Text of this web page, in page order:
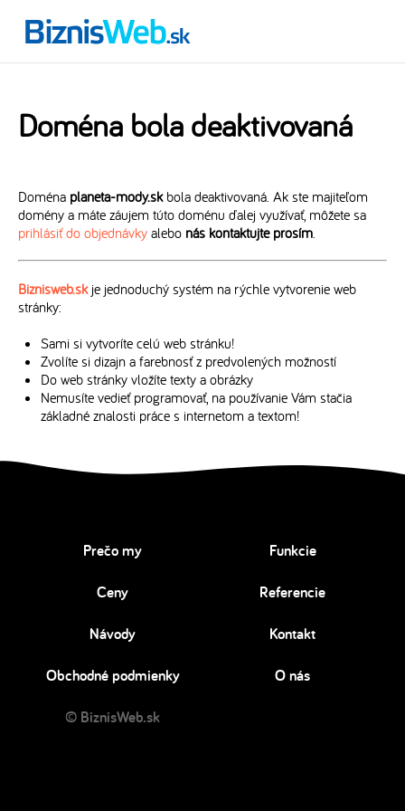
Doména bola deaktivovaná
Doména planeta-mody.skbola deaktivovaná. Ak ste majiteľom
domény a máte záujem túto doménu ďalej využívať, môžete sa
prihlásiť do objednávky alebo nás kontaktujte prosím.
Biznisweb.skje jednoduchý systém na rýchle vytvorenie web
stránky:
Sami si vytvoríte celú web stránku!
Zvolíte si dizajn a farebnosť z predvolených možností
Do web stránky vložíte texty a obrázky
Nemusíte vedieť programovať, na používanie Vám stačia
základné znalosti práce s internetom a textom!
Prečo my Funkcie
Ceny Referencie
Návody Kontakt
Obchodné podmienky O nás
© BiznisWeb.sk